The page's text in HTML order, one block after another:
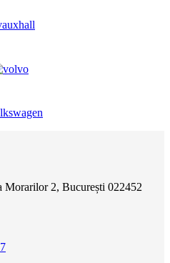
Morarilor 2, București 022452